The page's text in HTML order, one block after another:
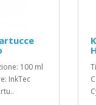
100 ml
InkTec